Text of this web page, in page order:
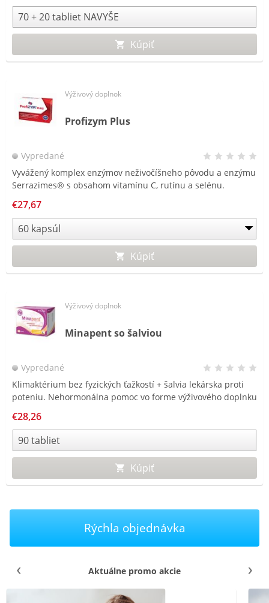
Kúpiť
Výživový doplnok
Profizym Plus
Vypredané
Vyvážený komplex enzýmov neživočíšneho pôvodu a enzýmu
Serrazimes® s obsahom vitamínu C, rutínu a selénu.
€27,67
Kúpiť
Výživový doplnok
Minapent so šalviou
Vypredané
Klimaktérium bez fyzických ťažkostí + šalvia lekárska proti
poteniu. Nehormonálna pomoc vo forme výživového doplnku
€28,26
Kúpiť
Rýchla objednávka
Aktuálne promo akcie